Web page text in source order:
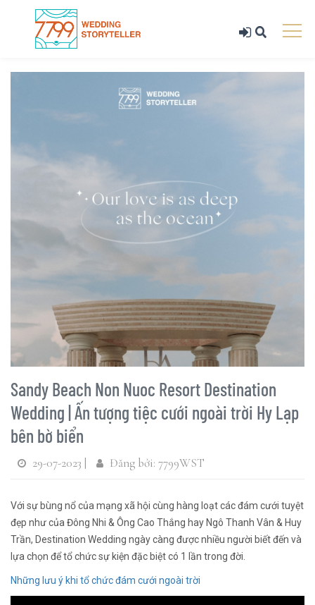
Sandy Beach Non Nuoc Resort Destination
Wedding | Ấn tượng tiệc cưới ngoài trời Hy Lạp
bên bờ biển
29-07-2023 | Đăng bởi: 7799WST
Với sự bùng nổ của mạng xã hội cùng hàng loạt các đám cưới tuyệt
đẹp như của Đông Nhi & Ông Cao Thắng hay Ngô Thanh Vân & Huy
Trần, Destination Wedding ngày càng được nhiều người biết đến và
lựa chọn để tổ chức sự kiện đặc biệt có 1 lần trong đời.
Những lưu ý khi tổ chức đám cưới ngoài trời